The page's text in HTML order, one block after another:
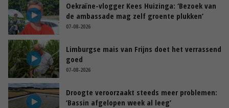
Oekraïne-vlogger Kees Huizinga: ‘Bezoek van
de ambassade mag zelf groente plukken’
07-08-2026
Limburgse mais van Frijns doet het verrassend
goed
07-08-2026
Droogte veroorzaakt steeds meer problemen:
‘Bassin afgelopen week al leeg’